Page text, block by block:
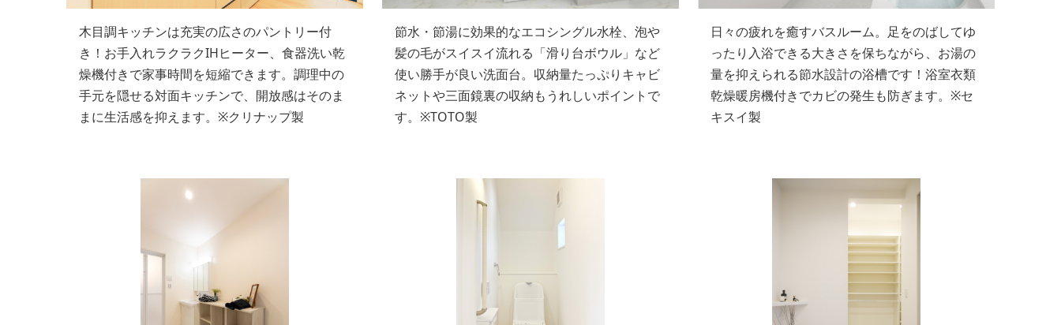
木目調キッチンは充実の広さのパントリー付
き！お手入れラクラクIHヒーター、食器洗い乾
燥機付きで家事時間を短縮できます。調理中の
手元を隠せる対面キッチンで、開放感はそのま
まに生活感を抑えます。※クリナップ製
節水・節湯に効果的なエコシングル水栓、泡や
髪の毛がスイスイ流れる「滑り台ボウル」など
使い勝手が良い洗面台。収納量たっぷりキャビ
ネットや三面鏡裏の収納もうれしいポイントで
す。※TOTO製
日々の疲れを癒すバスルーム。足をのばしてゆ
ったり入浴できる大きさを保ちながら、お湯の
量を抑えられる節水設計の浴槽です！浴室衣類
乾燥暖房機付きでカビの発生も防ぎます。※セ
キスイ製